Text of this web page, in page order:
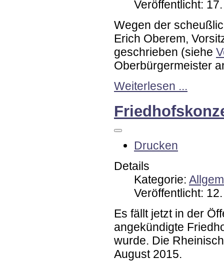
Veröffentlicht:
Wegen der
Erich Oberem,
geschrieben (siehe
Oberbürgermeister
Weiterlesen ...
Drucken
Details
Kategorie:
Veröffentlicht:
Es fällt jetzt in der
angekündigte
wurde. Die
August 2015.